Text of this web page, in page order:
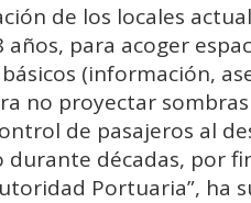
de los locales
para acoger
(información,
no proyectar
de pasajeros al
durante décadas, por
Portuaria”, ha